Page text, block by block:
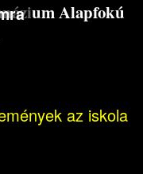
Alapfokú
az iskola